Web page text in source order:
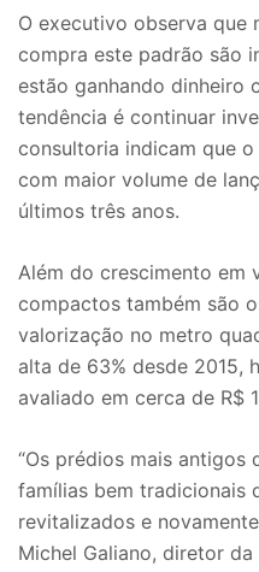
O executivo observa que
compra este padrão são
estão ganhando dinheiro
tendência é continuar
consultoria indicam que
com maior volume de
últimos três anos.
Além do crescimento em
compactos também são
valorização no metro
alta de 63% desde 2015,
avaliado em cerca de R$
“Os prédios mais
famílias bem tradicionais
revitalizados e
Michel Galiano, diretor